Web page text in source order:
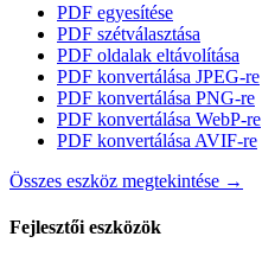
PDF egyesítése
PDF szétválasztása
PDF oldalak eltávolítása
PDF konvertálása JPEG-re
PDF konvertálása PNG-re
PDF konvertálása WebP-re
PDF konvertálása AVIF-re
Összes eszköz megtekintése →
Fejlesztői eszközök